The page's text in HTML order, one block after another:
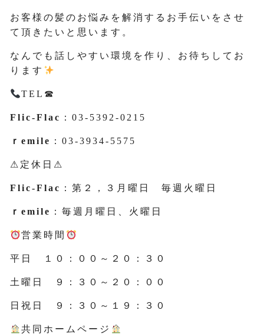
お客様の髪のお悩みを解消するお手伝いをさせ
て頂きたいと思います。
なんでも話しやすい環境を作り、お待ちしてお
ります
TEL☎
Flic-Flac ：03-5392-0215
ｒemile ：03-3934-5575
⚠定休日⚠
Flic-Flac ：第２，３月曜日 毎週火曜日
ｒemile ：毎週月曜日、火曜日
営業時間
平日 １０：００～２０：３０
土曜日 ９：３０～２０：００
日祝日 ９：３０～１９：３０
共同ホームページ